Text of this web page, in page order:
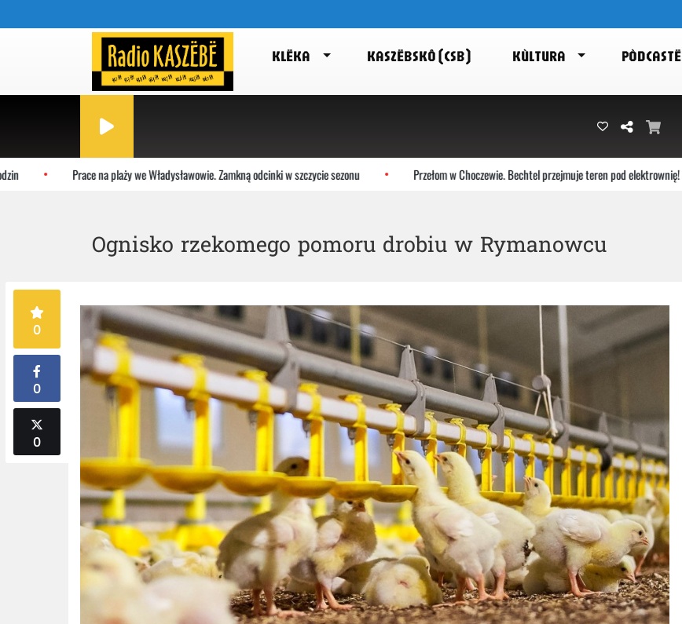
KLËKA KASZËBSKÔ (CSB) KÙLTURA PÒDCASTË
Prace na plaży we Władysławowie. Zamkną odcinki w szczycie sezonu Przełom w Choczewie. Bechtel przejmuje teren pod elektrownię!
Ognisko rzekomego pomoru drobiu w Rymanowcu
0
0
0